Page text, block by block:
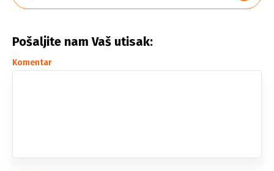
Pošaljite nam Vaš utisak:
Komentar